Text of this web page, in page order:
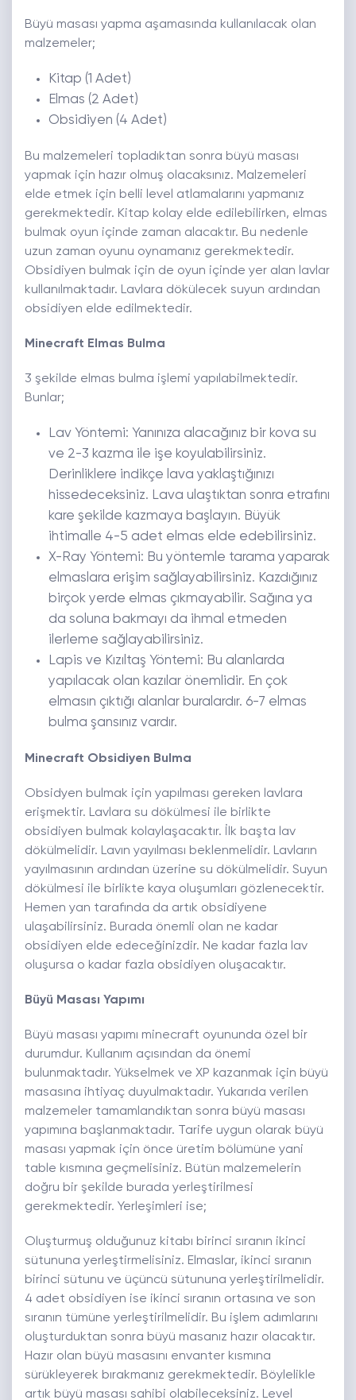
Büyü masası yapma aşamasında kullanılacak olan
malzemeler;
Kitap (1 Adet)
Elmas (2 Adet)
Obsidiyen (4 Adet)
Bu malzemeleri topladıktan sonra büyü masası
yapmak için hazır olmuş olacaksınız. Malzemeleri
elde etmek için belli level atlamalarını yapmanız
gerekmektedir. Kitap kolay elde edilebilirken, elmas
bulmak oyun içinde zaman alacaktır. Bu nedenle
uzun zaman oyunu oynamanız gerekmektedir.
Obsidiyen bulmak için de oyun içinde yer alan lavlar
kullanılmaktadır. Lavlara dökülecek suyun ardından
obsidiyen elde edilmektedir.
Minecraft Elmas Bulma
3 şekilde elmas bulma işlemi yapılabilmektedir.
Bunlar;
Lav Yöntemi: Yanınıza alacağınız bir kova su
ve 2-3 kazma ile işe koyulabilirsiniz.
Derinliklere indikçe lava yaklaştığınızı
hissedeceksiniz. Lava ulaştıktan sonra etrafını
kare şekilde kazmaya başlayın. Büyük
ihtimalle 4-5 adet elmas elde edebilirsiniz.
X-Ray Yöntemi: Bu yöntemle tarama yaparak
elmaslara erişim sağlayabilirsiniz. Kazdığınız
birçok yerde elmas çıkmayabilir. Sağına ya
da soluna bakmayı da ihmal etmeden
ilerleme sağlayabilirsiniz.
Lapis ve Kızıltaş Yöntemi: Bu alanlarda
yapılacak olan kazılar önemlidir. En çok
elmasın çıktığı alanlar buralardır. 6-7 elmas
bulma şansınız vardır.
Minecraft Obsidiyen Bulma
Obsidyen bulmak için yapılması gereken lavlara
erişmektir. Lavlara su dökülmesi ile birlikte
obsidiyen bulmak kolaylaşacaktır. İlk başta lav
dökülmelidir. Lavın yayılması beklenmelidir. Lavların
yayılmasının ardından üzerine su dökülmelidir. Suyun
dökülmesi ile birlikte kaya oluşumları gözlenecektir.
Hemen yan tarafında da artık obsidiyene
ulaşabilirsiniz. Burada önemli olan ne kadar
obsidiyen elde edeceğinizdir. Ne kadar fazla lav
oluşursa o kadar fazla obsidiyen oluşacaktır.
Büyü Masası Yapımı
Büyü masası yapımı minecraft oyununda özel bir
durumdur. Kullanım açısından da önemi
bulunmaktadır. Yükselmek ve XP kazanmak için büyü
masasına ihtiyaç duyulmaktadır. Yukarıda verilen
malzemeler tamamlandıktan sonra büyü masası
yapımına başlanmaktadır. Tarife uygun olarak büyü
masası yapmak için önce üretim bölümüne yani
table kısmına geçmelisiniz. Bütün malzemelerin
doğru bir şekilde burada yerleştirilmesi
gerekmektedir. Yerleşimleri ise;
Oluşturmuş olduğunuz kitabı birinci sıranın ikinci
sütununa yerleştirmelisiniz. Elmaslar, ikinci sıranın
birinci sütunu ve üçüncü sütununa yerleştirilmelidir.
4 adet obsidiyen ise ikinci sıranın ortasına ve son
sıranın tümüne yerleştirilmelidir. Bu işlem adımlarını
oluşturduktan sonra büyü masanız hazır olacaktır.
Hazır olan büyü masasını envanter kısmına
sürükleyerek bırakmanız gerekmektedir. Böylelikle
artık büyü masası sahibi olabileceksiniz. Level